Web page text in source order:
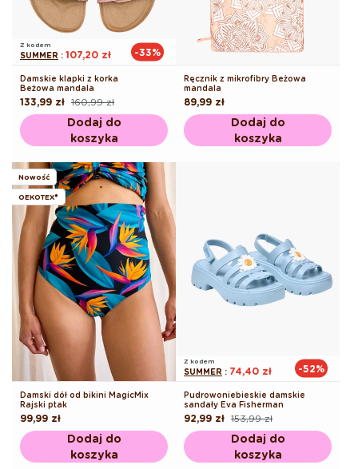
Z kodem
SUMMER : 107,20 zł -33%
Damskie klapki z korka
Beżowa mandala
Cena
regularna
160,99 zł
Cena
promocyjna
133,99 zł
Dodaj do
koszyka
Ręcznik z mikrofibry Beżowa
mandala
Cena
regularna
89,99 zł
Dodaj do
koszyka
Nowość
OEKOTEX®
Damski dół od bikini MagicMix
Rajski ptak
Cena
regularna
99,99 zł
Dodaj do
koszyka
Z kodem
SUMMER : 74,40 zł -52%
Pudrowoniebieskie damskie
sandały Eva Fisherman
Cena
regularna
153,99 zł
Cena
promocyjna
92,99 zł
Dodaj do
koszyka